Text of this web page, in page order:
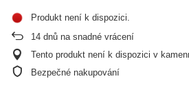
Produkt není k dispozici
14 dnů na snadné vrácení
Tento produkt není k dispozici v
Bezpečné nakupování